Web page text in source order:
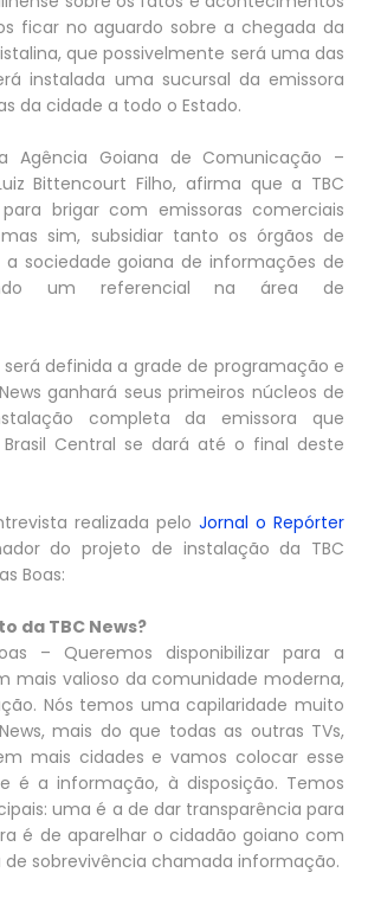
ficar no aguardo sobre a chegada da
que possivelmente será uma das
instalada uma sucursal da emissora
da cidade a todo o Estado.
Agência Goiana de Comunicação –
Bittencourt Filho, afirma que a TBC
brigar com emissoras comerciais
sim, subsidiar tanto os órgãos de
sociedade goiana de informações de
um referencial na área de
definida a grade de programação e
ganhará seus primeiros núcleos de
completa da emissora que
Central se dará até o final deste
realizada pelo Jornal o Repórter
do projeto de instalação da TBC
Boas:
da TBC News?
– Queremos disponibilizar para a
mais valioso da comunidade moderna,
Nós temos uma capilaridade muito
mais do que todas as outras TVs,
mais cidades e vamos colocar esse
é a informação, à disposição. Temos
uma é a de dar transparência para
é de aparelhar o cidadão goiano com
sobrevivência chamada informação.